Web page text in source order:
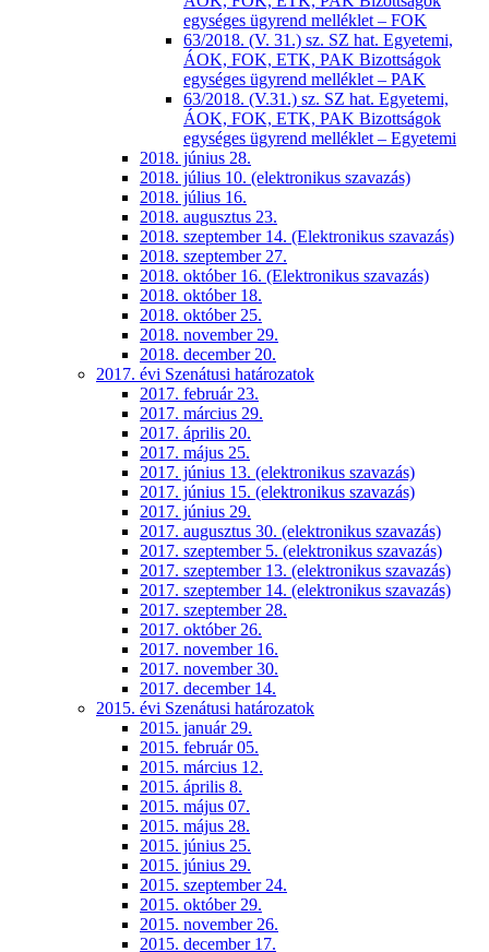
egységes ügyrend melléklet – FOK
63/2018. (V. 31.) sz. SZ hat. Egyetemi,
ÁOK, FOK, ETK, PAK Bizottságok
egységes ügyrend melléklet – PAK
63/2018. (V.31.) sz. SZ hat. Egyetemi,
ÁOK, FOK, ETK, PAK Bizottságok
egységes ügyrend melléklet – Egyetemi
2018. június 28.
2018. július 10. (elektronikus szavazás)
2018. július 16.
2018. augusztus 23.
2018. szeptember 14. (Elektronikus szavazás)
2018. szeptember 27.
2018. október 16. (Elektronikus szavazás)
2018. október 18.
2018. október 25.
2018. november 29.
2018. december 20.
2017. évi Szenátusi határozatok
2017. február 23.
2017. március 29.
2017. április 20.
2017. május 25.
2017. június 13. (elektronikus szavazás)
2017. június 15. (elektronikus szavazás)
2017. június 29.
2017. augusztus 30. (elektronikus szavazás)
2017. szeptember 5. (elektronikus szavazás)
2017. szeptember 13. (elektronikus szavazás)
2017. szeptember 14. (elektronikus szavazás)
2017. szeptember 28.
2017. október 26.
2017. november 16.
2017. november 30.
2017. december 14.
2015. évi Szenátusi határozatok
2015. január 29.
2015. február 05.
2015. március 12.
2015. április 8.
2015. május 07.
2015. május 28.
2015. június 25.
2015. június 29.
2015. szeptember 24.
2015. október 29.
2015. november 26.
2015. december 17.